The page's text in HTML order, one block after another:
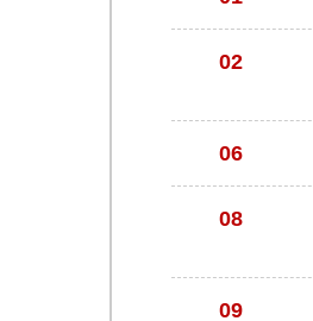
02
06
08
09